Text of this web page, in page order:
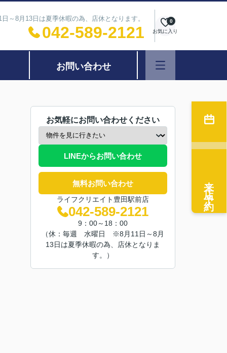
8月13日は夏季休暇の為、店休となります。
042-589-2121 お気に入り
0
お問い合わせ
お気軽にお問い合わせください
LINEからお問い合わせ
無料お問い合わせ
ライフクリエイト豊田駅前店
042-589-2121
9：00～18：00
（休：毎週 水曜日 ※8月11日～8月
13日は夏季休暇の為、店休となりま
す。）
来店予約